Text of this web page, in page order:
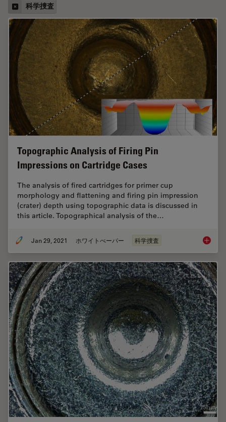
科学捜査
Topographic Analysis of Firing Pin
Impressions on Cartridge Cases
The analysis of fired cartridges for primer cup
morphology and flattening and firing pin impression
(crater) depth using topographic data is discussed in
this article. Topographical analysis of the…
Jan 29, 2021 ホワイトぺーパー 科学捜査